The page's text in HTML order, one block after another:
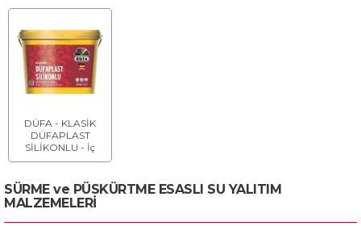
DÜFA - KLASİK
DÜFAPLAST
SİLİKONLU - İç
Cephe Duvar
SÜRME ve PÜSKÜRTME ESASLI SU YALITIM
MALZEMELERİ